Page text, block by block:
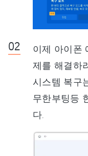
이제 아이폰
제를 해결하
시스템 복구
무한부팅등
다.